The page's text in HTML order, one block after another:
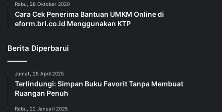
Rabu, 28 Oktober 2020
Cara Cek Penerima Bantuan UMKM Online di
eform.bri.co.id Menggunakan KTP
Berita Diperbarui
Jumat, 25 April 2025
Terlindungi: Simpan Buku Favorit Tanpa Membuat
Ruangan Penuh
Rabu, 22 Januari 2025